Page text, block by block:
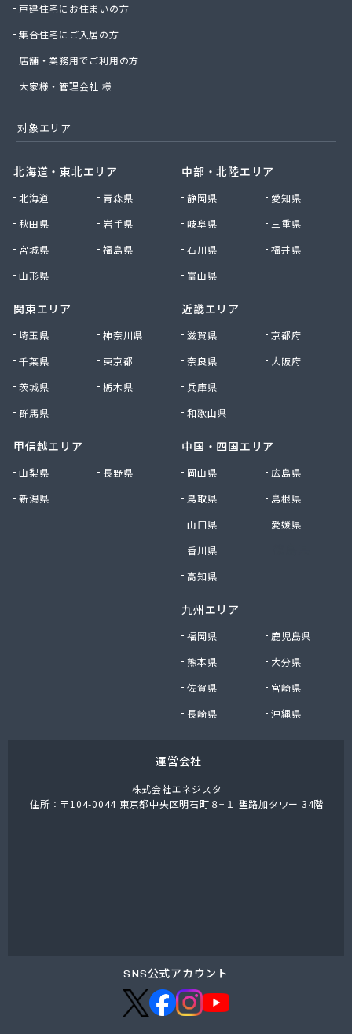
株式会社日通プロパン 直方営業所
株式会社冨永商店
株式会社浮羽日石岩佐石油店
株式会社北九州ガス燃料
株式会社明治産業
株式会社木下工業所
株式会社鈴久商事
株式会社和泉プロパン
株式会社和泉プロパン みやま営業所
株式会社和田商店
株式会社髙岡
丸信エナジー株式会社
貴船商事株式会社
吉村アクティブ産業株式会社
吉武産業株式会社 福岡支店
吉武産業株式会社 福岡西営業所
吉野住宅設備機器有限会社
久留米エル・ピー・ガス株式会社
久留米ガス株式会社
九工ガス株式会社 福岡支店
九石プロパンガス株式会社 田川営業所
古賀政商店
江藤石油株式会社 浮羽営業所
戸建住宅にお住まいの方
集合住宅にご入居の方
店舗・業務用でご利用の方
大家様・管理会社 様
対象エリア
北海道・東北エリア
北海道
青森県
秋田県
岩手県
宮城県
福島県
山形県
関東エリア
埼玉県
神奈川県
千葉県
東京都
茨城県
栃木県
群馬県
甲信越エリア
山梨県
長野県
新潟県
中部・北陸エリア
静岡県
愛知県
岐阜県
三重県
石川県
福井県
富山県
近畿エリア
滋賀県
京都府
奈良県
大阪府
兵庫県
和歌山県
中国・四国エリア
岡山県
広島県
鳥取県
島根県
山口県
愛媛県
香川県
高知県
九州エリア
福岡県
鹿児島県
熊本県
大分県
佐賀県
宮崎県
長崎県
沖縄県
運営会社
株式会社エネジスタ
住所：〒104-0044 東京都中央区明石町８−１ 聖路加タワー 34階
SNS公式アカウント